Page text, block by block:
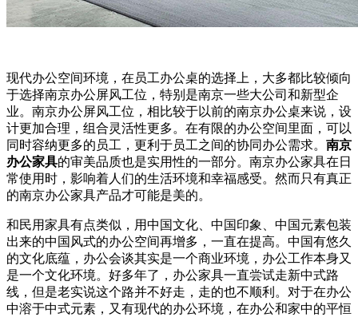
现代办公空间环境，在员工办公桌的选择上，大多都比较倾向
于选择南京办公屏风工位，特别是南京一些大公司和新型企
业。南京办公屏风工位，相比较于以前的南京办公桌来说，设
计更加合理，组合灵活性更多。在有限的办公空间里面，可以
同时容纳更多的员工，更利于员工之间的协同办公需求。 南京
办公家具的审美品质也是实用性的一部分。南京办公家具在日
常使用时，影响着人们的生活环境和幸福感受。然而只有真正
的南京办公家具产品才可能是美的。
和民用家具有点类似，用中国文化、中国印象、中国元素包装
出来的中国风式的办公空间再增多，一直在提高。中国有悠久
的文化底蕴，办公会谈其实是一个商业环境，办公工作本身又
是一个文化环境。好多年了，办公家具一直尝试走新中式路
线，但是老实说这个路并不好走，走的也不顺利。对于在办公
中溶于中式元素，又有现代的办公环境，在办公和家中的平恒